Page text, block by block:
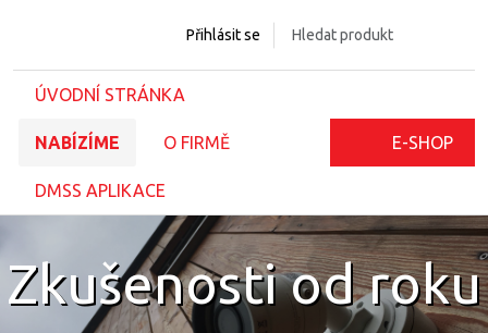
Přihlásit se
ÚVODNÍ STRÁNKA
NABÍZÍME O FIRMĚ
DMSS APLIKACE
E-SHOP
Zkušenosti od roku